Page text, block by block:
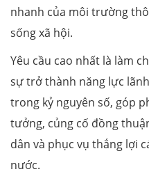
nhanh của môi trường
sống xã hội.
Yêu cầu cao nhất là làm
sự trở thành năng lực
trong kỷ nguyên số, góp
tưởng, củng cố đồng
dân và phục vụ thắng lợi
nước.